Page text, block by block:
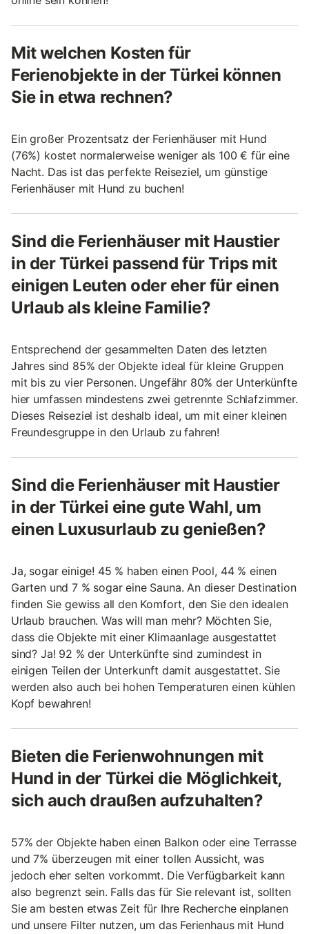
Mit welchen Kosten für
Ferienobjekte in der Türkei können
Sie in etwa rechnen?
Ein großer Prozentsatz der Ferienhäuser mit Hund
(76%) kostet normalerweise weniger als 100 € für eine
Nacht. Das ist das perfekte Reiseziel, um günstige
Ferienhäuser mit Hund zu buchen!
Sind die Ferienhäuser mit Haustier
in der Türkei passend für Trips mit
einigen Leuten oder eher für einen
Urlaub als kleine Familie?
Entsprechend der gesammelten Daten des letzten
Jahres sind 85% der Objekte ideal für kleine Gruppen
mit bis zu vier Personen. Ungefähr 80% der Unterkünfte
hier umfassen mindestens zwei getrennte Schlafzimmer.
Dieses Reiseziel ist deshalb ideal, um mit einer kleinen
Freundesgruppe in den Urlaub zu fahren!
Sind die Ferienhäuser mit Haustier
in der Türkei eine gute Wahl, um
einen Luxusurlaub zu genießen?
Ja, sogar einige! 45 % haben einen Pool, 44 % einen
Garten und 7 % sogar eine Sauna. An dieser Destination
finden Sie gewiss all den Komfort, den Sie den idealen
Urlaub brauchen. Was will man mehr? Möchten Sie,
dass die Objekte mit einer Klimaanlage ausgestattet
sind? Ja! 92 % der Unterkünfte sind zumindest in
einigen Teilen der Unterkunft damit ausgestattet. Sie
werden also auch bei hohen Temperaturen einen kühlen
Kopf bewahren!
Bieten die Ferienwohnungen mit
Hund in der Türkei die Möglichkeit,
sich auch draußen aufzuhalten?
57% der Objekte haben einen Balkon oder eine Terrasse
und 7% überzeugen mit einer tollen Aussicht, was
jedoch eher selten vorkommt. Die Verfügbarkeit kann
also begrenzt sein. Falls das für Sie relevant ist, sollten
Sie am besten etwas Zeit für Ihre Recherche einplanen
und unsere Filter nutzen, um das Ferienhaus mit Hund